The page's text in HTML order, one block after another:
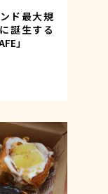
ド最大規
誕生する
」